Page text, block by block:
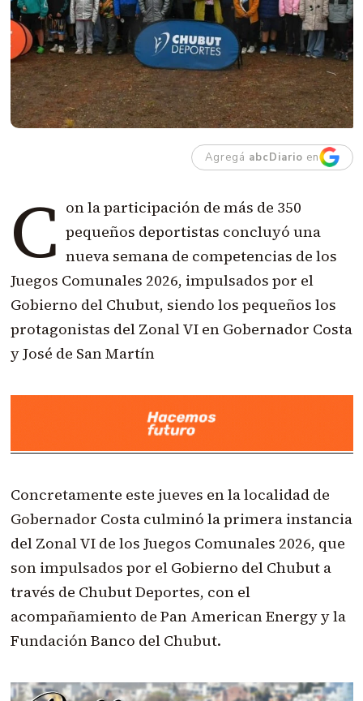
Agregá abcDiario en
C on la participación de más de 350
pequeños deportistas concluyó una
nueva semana de competencias de los
Juegos Comunales 2026, impulsados por el
Gobierno del Chubut, siendo los pequeños los
protagonistas del Zonal VI en Gobernador Costa
y José de San Martín
Concretamente este jueves en la localidad de
Gobernador Costa culminó la primera instancia
del Zonal VI de los Juegos Comunales 2026, que
son impulsados por el Gobierno del Chubut a
través de Chubut Deportes, con el
acompañamiento de Pan American Energy y la
Fundación Banco del Chubut.